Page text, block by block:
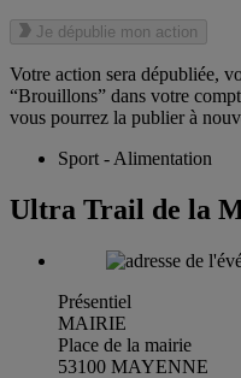
Je dépublie mon action
Votre action sera dépubliée,
“Brouillons” dans votre
vous pourrez la publier à
Sport - Alimentation
Ultra Trail de la
Présentiel
MAIRIE
Place de la mairie
53100 MAYENNE